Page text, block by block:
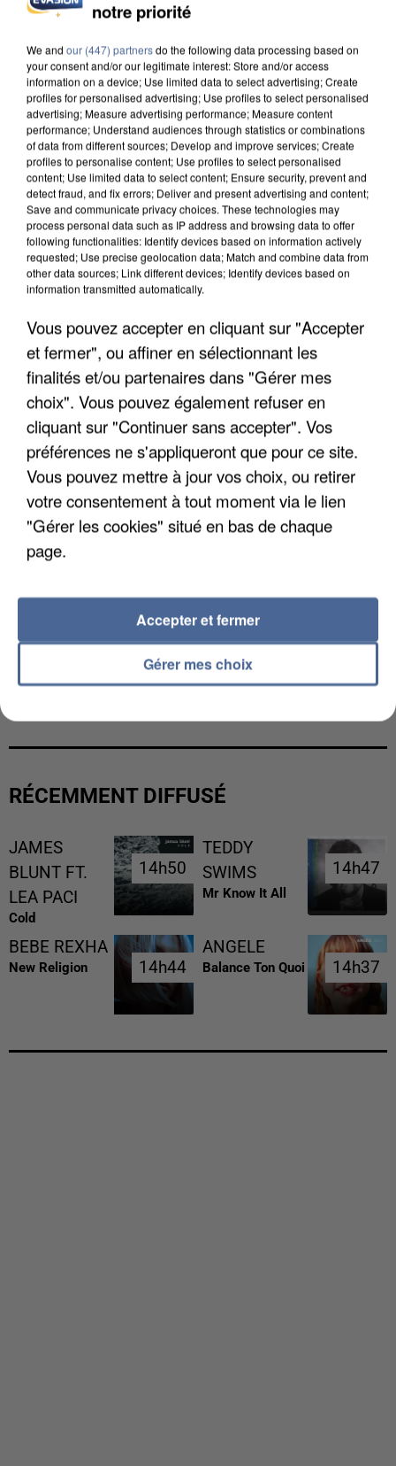
MAFIA INTERPELLÉ EN ALGÉRIE
UN SECOND CADRE DE LA DZ MAFIA
INTERPELLÉ EN ALGÉRIE
UNE TOURISTE DE L’OISE EMPORTÉE PAR UNE
RÉCEMMENT DIFFUSÉ
JAMES
BLUNT FT.
LEA PACI
Cold
14h50
14h50
TEDDY
SWIMS
Mr Know It All
14h47
14h47
BEBE REXHA
New Religion 14h44
14h44
ANGELE
Balance Ton Quoi 14h37
14h37
notre priorité
We and our (447) partnersdo the following data processing based on
your consent and/or our legitimate interest: Store and/or access
information on a device; Use limited data to select advertising; Create
profiles for personalised advertising; Use profiles to select personalised
advertising; Measure advertising performance; Measure content
performance; Understand audiences through statistics or combinations
of data from different sources; Develop and improve services; Create
profiles to personalise content; Use profiles to select personalised
content; Use limited data to select content; Ensure security, prevent and
detect fraud, and fix errors; Deliver and present advertising and content;
Save and communicate privacy choices. These technologies may
process personal data such as IP address and browsing data to offer
following functionalities: Identify devices based on information actively
requested; Use precise geolocation data; Match and combine data from
other data sources; Link different devices; Identify devices based on
information transmitted automatically.
Vous pouvez accepter en cliquant sur "Accepter
et fermer", ou affiner en sélectionnant les
finalités et/ou partenaires dans "Gérer mes
choix". Vous pouvez également refuser en
cliquant sur "Continuer sans accepter". Vos
préférences ne s'appliqueront que pour ce site.
Vous pouvez mettre à jour vos choix, ou retirer
votre consentement à tout moment via le lien
"Gérer les cookies" situé en bas de chaque
page.
Gérer mes choix
Accepter et fermer